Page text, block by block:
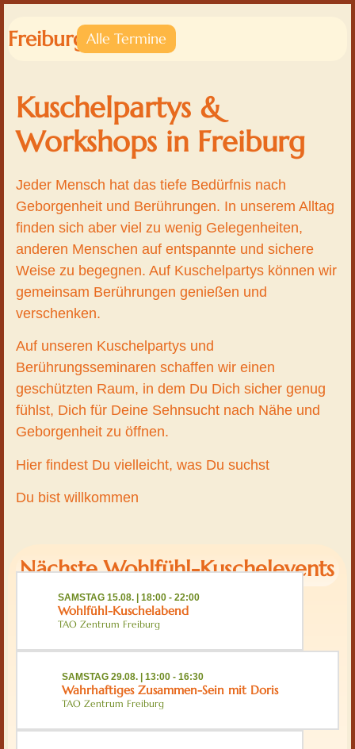
Freiburg Alle Termine
Kuschelpartys &
Workshops in Freiburg
Jeder Mensch hat das tiefe Bedürfnis nach
Geborgenheit und Berührungen. In unserem Alltag
finden sich aber viel zu wenig Gelegenheiten,
anderen Menschen auf entspannte und sichere
Weise zu begegnen. Auf Kuschelpartys können wir
gemeinsam Berührungen genießen und
verschenken.
Auf unseren Kuschelpartys und
Berührungsseminaren schaffen wir einen
geschützten Raum, in dem Du Dich sicher genug
fühlst, Dich für Deine Sehnsucht nach Nähe und
Geborgenheit zu öffnen.
Hier findest Du vielleicht, was Du suchst
Du bist willkommen
Nächste Wohlfühl-Kuschelevents
SAMSTAG 15.08. | 18:00 -22:00
Wohlfühl-Kuschelabend
TAO Zentrum Freiburg
SAMSTAG 29.08. | 13:00 -16:30
Wahrhaftiges Zusammen-Sein mit Doris
TAO Zentrum Freiburg